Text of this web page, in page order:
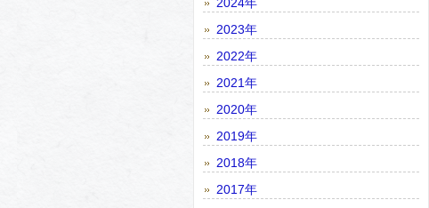
2023年
2022年
2021年
2020年
2019年
2018年
2017年